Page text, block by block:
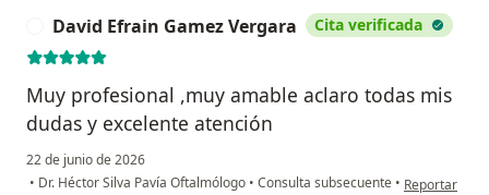
David Efrain Gamez Vergara Cita verificada
Muy profesional ,muy amable aclaro todas mis
dudas y excelente atención
22 de junio de 2026
• Dr. Héctor Silva Pavía Oftalmólogo • Consulta subsecuente • en opinión
Reportar